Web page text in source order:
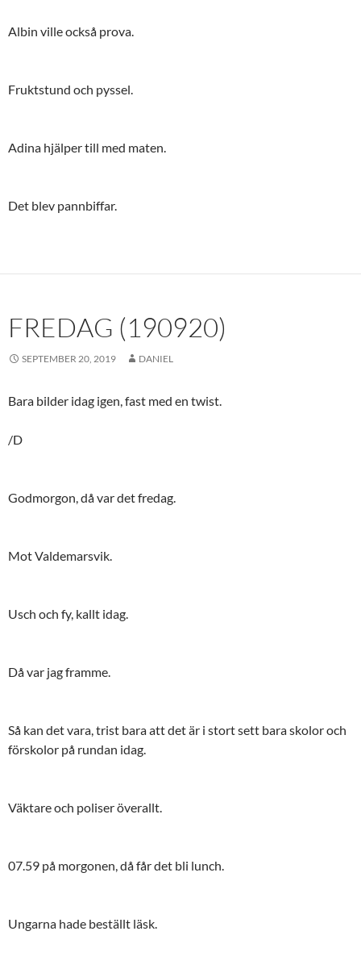
Albin ville också prova.
Fruktstund och pyssel.
Adina hjälper till med maten.
Det blev pannbiffar.
FREDAG (190920)
SEPTEMBER 20, 2019 DANIEL
Bara bilder idag igen, fast med en twist.
/D
Godmorgon, då var det fredag.
Mot Valdemarsvik.
Usch och fy, kallt idag.
Då var jag framme.
Så kan det vara, trist bara att det är i stort sett bara skolor och
förskolor på rundan idag.
Väktare och poliser överallt.
07.59 på morgonen, då får det bli lunch.
Ungarna hade beställt läsk.